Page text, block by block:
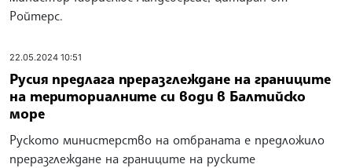
Ройтерс.
22.05.2024 10:51
Русия предлага преразглеждане на границите
на териториалните си води в Балтийско
море
Руското министерство на отбраната е предложило
преразглеждане на границите на руските